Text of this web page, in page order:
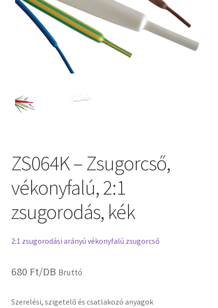
ZS064K – Zsugorcső,
vékonyfalú, 2:1
zsugorodás, kék
2:1 zsugorodási arányú vékonyfalú zsugorcső
680 Ft/DB Bruttó
Szerelési, szigetelő és csatlakozó anyagok